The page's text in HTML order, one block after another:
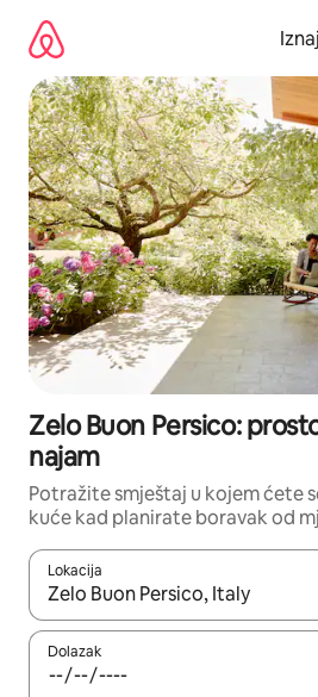
sadržaj
Zelo Buon Persico:
najam
Potražite smještaj u kojem ćete
kuće kad planirate boravak od
Lokacija
Kada budu dostupni rezultati,
Dolazak